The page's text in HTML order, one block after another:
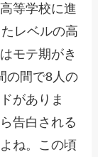
等学校に進
レベルの高
モテ期がき
の間で8人の
がありま
告白される
ね。この頃